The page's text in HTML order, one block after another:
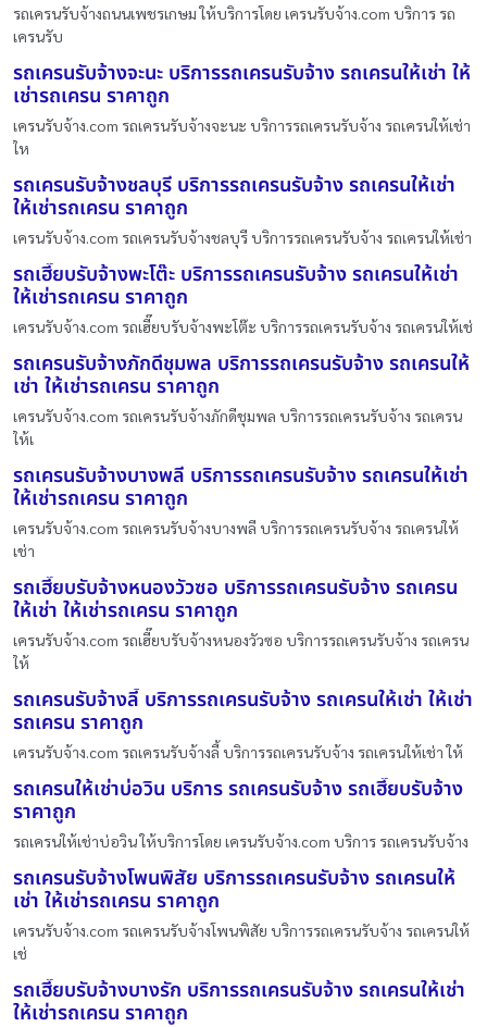
รถเครนรับจ้างถนนเพชรเกษม ให้บริการโดย เครนรับจ้าง.com บริการ รถ
เครนรับ
รถเครนรับจ้างจะนะ บริการรถเครนรับจ้าง รถเครนให้เช่า ให้
เช่ารถเครน ราคาถูก
เครนรับจ้าง.com รถเครนรับจ้างจะนะ บริการรถเครนรับจ้าง รถเครนให้เช่า
ให
รถเครนรับจ้างชลบุรี บริการรถเครนรับจ้าง รถเครนให้เช่า
ให้เช่ารถเครน ราคาถูก
เครนรับจ้าง.com รถเครนรับจ้างชลบุรี บริการรถเครนรับจ้าง รถเครนให้เช่า
รถเฮี๊ยบรับจ้างพะโต๊ะ บริการรถเครนรับจ้าง รถเครนให้เช่า
ให้เช่ารถเครน ราคาถูก
เครนรับจ้าง.com รถเฮี๊ยบรับจ้างพะโต๊ะ บริการรถเครนรับจ้าง รถเครนให้เช่
รถเครนรับจ้างภักดีชุมพล บริการรถเครนรับจ้าง รถเครนให้
เช่า ให้เช่ารถเครน ราคาถูก
เครนรับจ้าง.com รถเครนรับจ้างภักดีชุมพล บริการรถเครนรับจ้าง รถเครน
ให้เ
รถเครนรับจ้างบางพลี บริการรถเครนรับจ้าง รถเครนให้เช่า
ให้เช่ารถเครน ราคาถูก
เครนรับจ้าง.com รถเครนรับจ้างบางพลี บริการรถเครนรับจ้าง รถเครนให้
เช่า
รถเฮี๊ยบรับจ้างหนองวัวซอ บริการรถเครนรับจ้าง รถเครน
ให้เช่า ให้เช่ารถเครน ราคาถูก
เครนรับจ้าง.com รถเฮี๊ยบรับจ้างหนองวัวซอ บริการรถเครนรับจ้าง รถเครน
ให้
รถเครนรับจ้างลี้ บริการรถเครนรับจ้าง รถเครนให้เช่า ให้เช่า
รถเครน ราคาถูก
เครนรับจ้าง.com รถเครนรับจ้างลี้ บริการรถเครนรับจ้าง รถเครนให้เช่า ให้
รถเครนให้เช่าบ่อวิน บริการ รถเครนรับจ้าง รถเฮี๊ยบรับจ้าง
ราคาถูก
รถเครนให้เช่าบ่อวิน ให้บริการโดย เครนรับจ้าง.com บริการ รถเครนรับจ้าง
รถเครนรับจ้างโพนพิสัย บริการรถเครนรับจ้าง รถเครนให้
เช่า ให้เช่ารถเครน ราคาถูก
เครนรับจ้าง.com รถเครนรับจ้างโพนพิสัย บริการรถเครนรับจ้าง รถเครนให้
เช่
รถเฮี๊ยบรับจ้างบางรัก บริการรถเครนรับจ้าง รถเครนให้เช่า
ให้เช่ารถเครน ราคาถูก